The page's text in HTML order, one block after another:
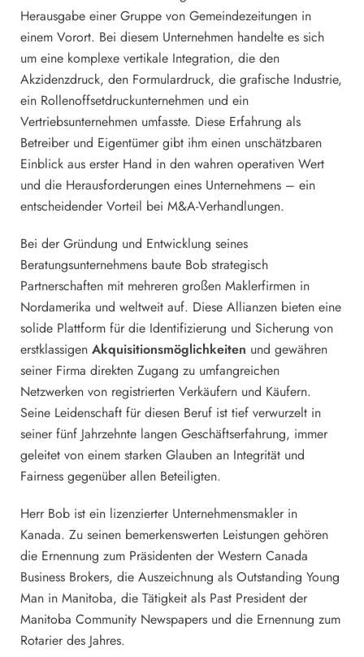
Herausgabe einer Gruppe von Gemeindezeitungen in
einem Vorort. Bei diesem Unternehmen handelte es sich
um eine komplexe vertikale Integration, die den
Akzidenzdruck, den Formulardruck, die grafische Industrie,
ein Rollenoffsetdruckunternehmen und ein
Vertriebsunternehmen umfasste. Diese Erfahrung als
Betreiber und Eigentümer gibt ihm einen unschätzbaren
Einblick aus erster Hand in den wahren operativen Wert
und die Herausforderungen eines Unternehmens – ein
entscheidender Vorteil bei M&A-Verhandlungen.
Bei der Gründung und Entwicklung seines
Beratungsunternehmens baute Bob strategisch
Partnerschaften mit mehreren großen Maklerfirmen in
Nordamerika und weltweit auf. Diese Allianzen bieten eine
solide Plattform für die Identifizierung und Sicherung von
erstklassigen Akquisitionsmöglichkeiten und gewähren
seiner Firma direkten Zugang zu umfangreichen
Netzwerken von registrierten Verkäufern und Käufern.
Seine Leidenschaft für diesen Beruf ist tief verwurzelt in
seiner fünf Jahrzehnte langen Geschäftserfahrung, immer
geleitet von einem starken Glauben an Integrität und
Fairness gegenüber allen Beteiligten.
Herr Bob ist ein lizenzierter Unternehmensmakler in
Kanada. Zu seinen bemerkenswerten Leistungen gehören
die Ernennung zum Präsidenten der Western Canada
Business Brokers, die Auszeichnung als Outstanding Young
Man in Manitoba, die Tätigkeit als Past President der
Manitoba Community Newspapers und die Ernennung zum
Rotarier des Jahres.